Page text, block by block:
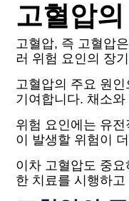
고혈압
고혈압, 즉 고혈압
러 위험 요인의 장
고혈압의 주요 원
기여합니다. 채소
위험 요인에는 유
이 발생할 위험이
이차 고혈압도 중
한 치료를 시행하